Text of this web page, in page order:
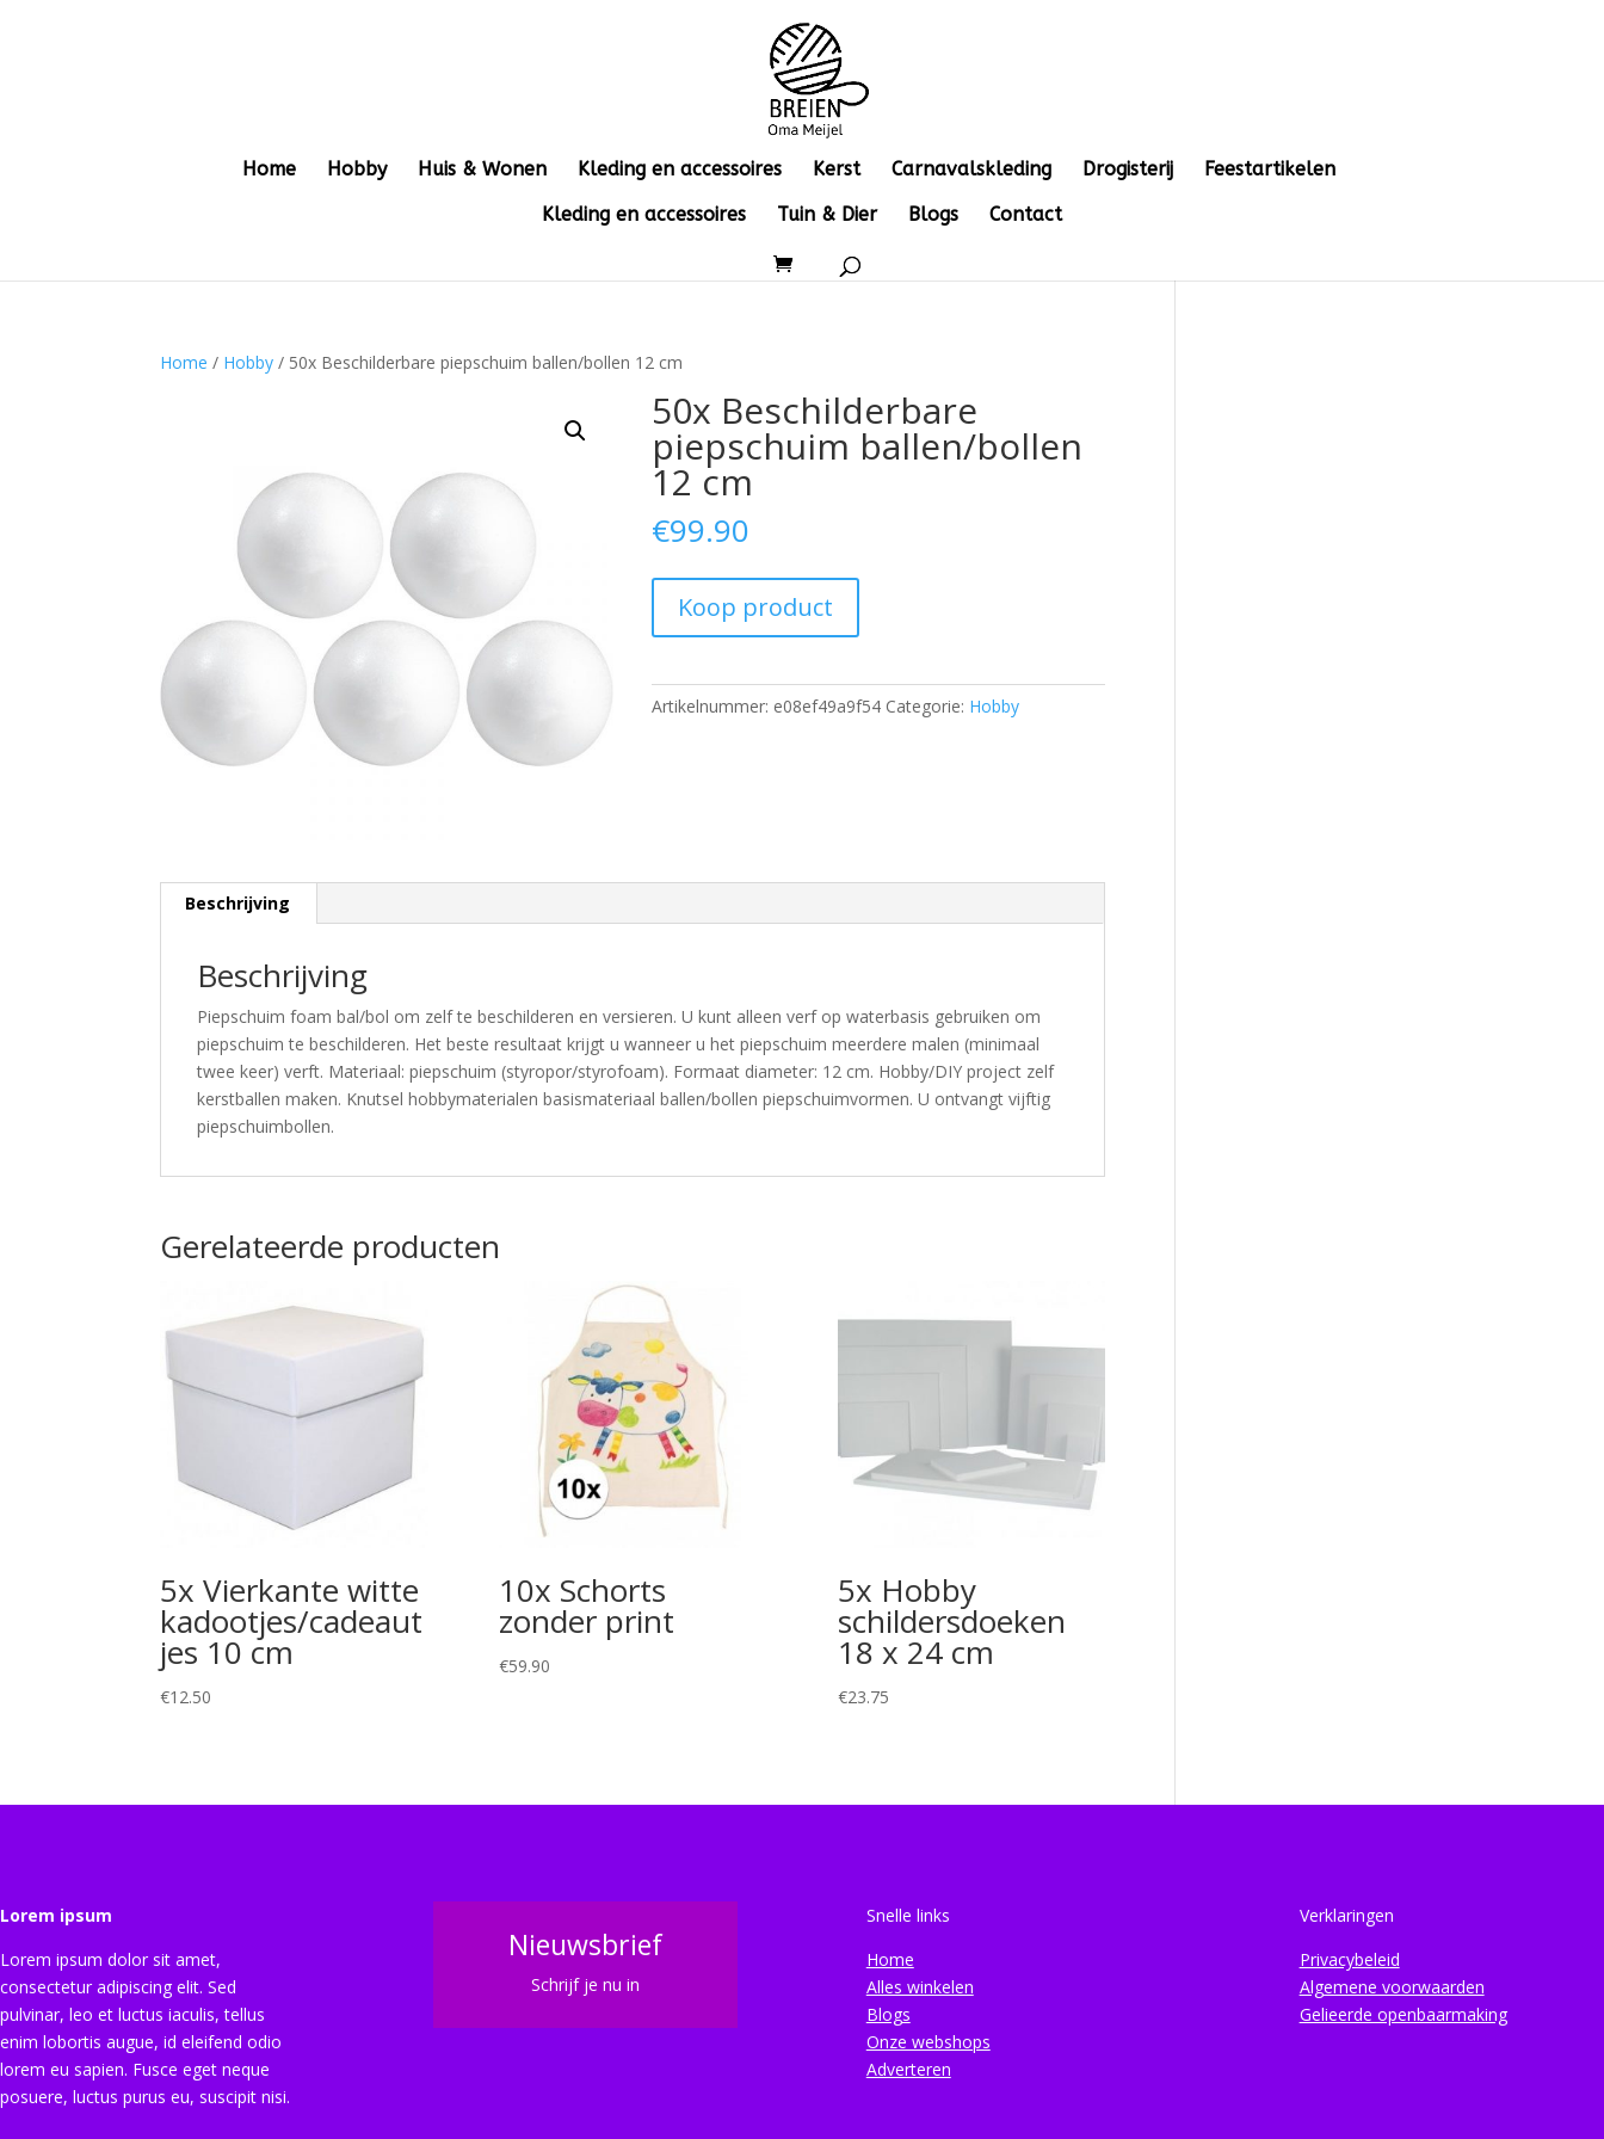
Home Hobby Huis & Wonen Kleding en accessoires Kerst Carnavalskleding Drogisterij
Feestartikelen
Kleding en accessoires
Tuin & Dier Blogs Contact
Home / Hobby / 50x Beschilderbare piepschuim ballen/bollen 12 cm
50x Beschilderbare
piepschuim ballen/bollen
12 cm
€99.90
Koop product
Artikelnummer: e08ef49a9f54 Categorie: Hobby
Beschrijving
Beschrijving
Piepschuim foam bal/bol om zelf te beschilderen en versieren. U kunt alleen verf op waterbasis gebruiken om
piepschuim te beschilderen. Het beste resultaat krijgt u wanneer u het piepschuim meerdere malen (minimaal
twee keer) verft. Materiaal: piepschuim (styropor/styrofoam). Formaat diameter: 12 cm. Hobby/DIY project zelf
kerstballen maken. Knutsel hobbymaterialen basismateriaal ballen/bollen piepschuimvormen. U ontvangt vijftig
piepschuimbollen.
Gerelateerde producten
5x Vierkante witte
kadootjes/cadeaut
jes 10 cm
€12.50
10x Schorts
zonder print
€59.90
5x Hobby
schildersdoeken
18 x 24 cm
€23.75
Lorem ipsum
Lorem ipsum dolor sit amet,
consectetur adipiscing elit. Sed
pulvinar, leo et luctus iaculis, tellus
enim lobortis augue, id eleifend odio
lorem eu sapien. Fusce eget neque
posuere, luctus purus eu, suscipit nisi.
Nieuwsbrief
Schrijf je nu in
Snelle links
Home
Alles winkelen
Blogs
Onze webshops
Adverteren
Verklaringen
Privacybeleid
Algemene voorwaarden
Gelieerde openbaarmaking